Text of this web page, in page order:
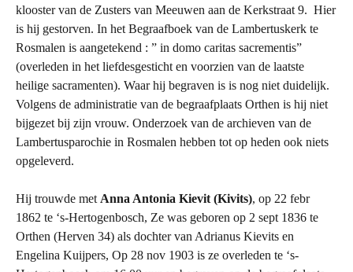
klooster van de Zusters van Meeuwen aan de Kerkstraat 9. Hier
is hij gestorven. In het Begraafboek van de Lambertuskerk te
Rosmalen is aangetekend : ” in domo caritas sacrementis”
(overleden in het liefdesgesticht en voorzien van de laatste
heilige sacramenten). Waar hij begraven is is nog niet duidelijk.
Volgens de administratie van de begraafplaats Orthen is hij niet
bijgezet bij zijn vrouw. Onderzoek van de archieven van de
Lambertusparochie in Rosmalen hebben tot op heden ook niets
opgeleverd.
Hij trouwde met Anna Antonia Kievit (Kivits), op 22 febr
1862 te ‘s-Hertogenbosch, Ze was geboren op 2 sept 1836 te
Orthen (Herven 34) als dochter van Adrianus Kievits en
Engelina Kuijpers, Op 28 nov 1903 is ze overleden te ‘s-